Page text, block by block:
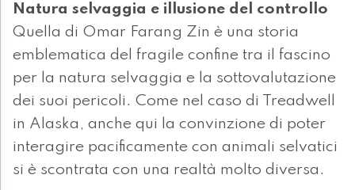
Natura selvaggia e illusione del controllo
Quella di Omar Farang Zin è una storia
emblematica del fragile confine tra il fascino
per la natura selvaggia e la sottovalutazione
dei suoi pericoli. Come nel caso di Treadwell
in Alaska, anche qui la convinzione di poter
interagire pacificamente con animali selvatici
si è scontrata con una realtà molto diversa.